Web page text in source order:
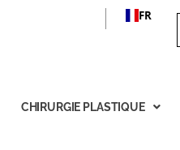
FR
CHIRURGIE PLASTIQUE